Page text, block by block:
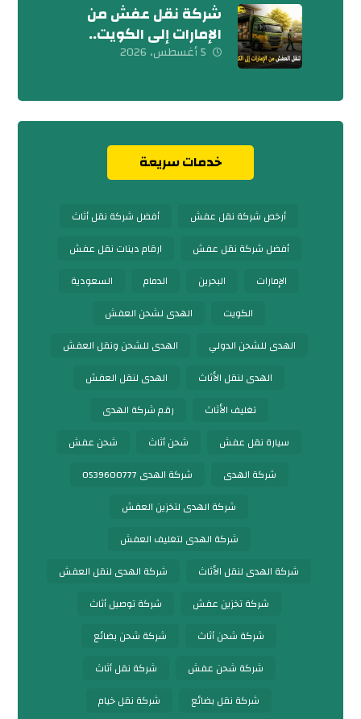
شركة نقل عفش من
الإمارات إلى الكويت..
تواصل معنا الآن
5 أغسطس، 2026
خدمات سريعة
أرخص شركة نقل عفش
أفضل شركة نقل أثاث
أفضل شركة نقل عفش
ارقام دينات نقل عفش
الإمارات
البحرين الدمام
السعودية
الكويت
الهدى لشحن العفش
الهدى للشحن الدولي
الهدى للشحن ونقل العفش
الهدى لنقل الأثاث
الهدى لنقل العفش
تغليف الأثاث
رقم شركة الهدى
سيارة نقل عفش
شحن أثاث
شحن عفش
شركة الهدى
شركة الهدى 0539600777
شركة الهدى لتخزين العفش
شركة الهدى لتغليف العفش
شركة الهدى لنقل الأثاث
شركة الهدى لنقل العفش
شركة تخزين عفش
شركة توصيل أثاث
شركة شحن أثاث
شركة شحن بضائع
شركة شحن عفش
شركة نقل أثاث
شركة نقل بضائع
شركة نقل خيام